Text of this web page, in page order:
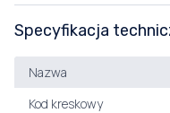
Specyfikacja
Nazwa
Kod kreskowy